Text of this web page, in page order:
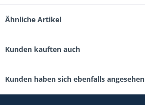
Ähnliche Artikel
Kunden kauften auch
Kunden haben sich ebenfalls angesehen